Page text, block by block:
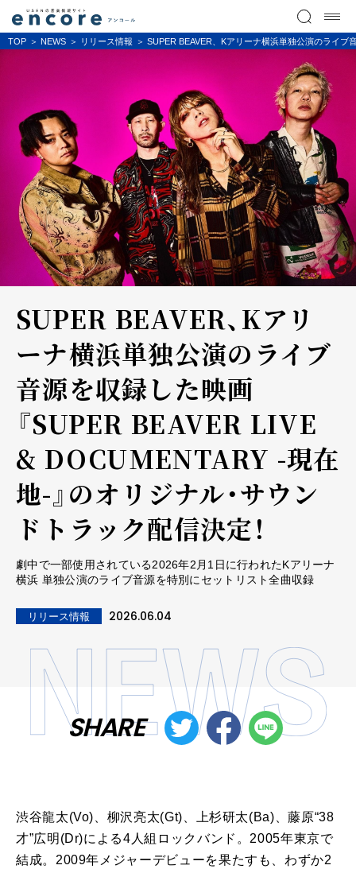
TOP NEWS リリース情報 SUPER BEAVER、Kアリーナ横浜単独公演のライブ
SUPER BEAVER、Kアリ
ーナ横浜単独公演のライブ
音源を収録した映画
『SUPER BEAVER LIVE
& DOCUMENTARY -現在
地-』のオリジナル・サウン
ドトラック配信決定！
劇中で一部使用されている2026年2月1日に行われたKアリーナ
横浜 単独公演のライブ音源を特別にセットリスト全曲収録
リリース情報 2026.06.04
SHARE
渋谷龍太(Vo)、柳沢亮太(Gt)、上杉研太(Ba)、藤原“38
才”広明(Dr)による4人組ロックバンド。2005年東京で
結成。2009年メジャーデビューを果たすも、わずか2